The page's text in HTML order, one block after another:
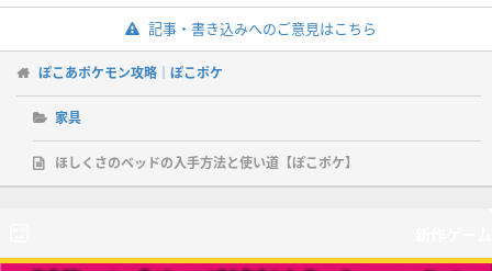
記事・書き込みへのご意見はこちら
ぽこあポケモン攻略｜ぽこポケ
家具
ほしくさのベッドの入手方法と使い道【ぽこポケ】